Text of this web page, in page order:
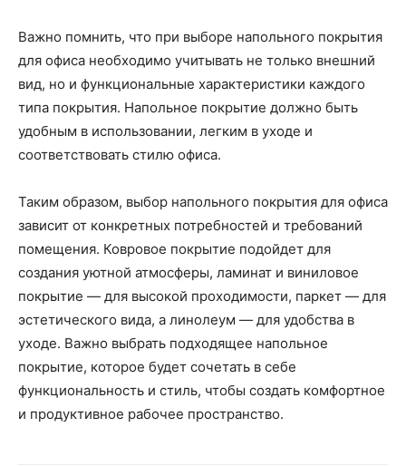
Важно помнить, что при выборе напольного покрытия
для офиса необходимо учитывать не только внешний
вид, но и функциональные характеристики каждого
типа покрытия. Напольное покрытие должно быть
удобным в использовании, легким в уходе и
соответствовать стилю офиса.
Таким образом, выбор напольного покрытия для офиса
зависит от конкретных потребностей и требований
помещения. Ковровое покрытие подойдет для
создания уютной атмосферы, ламинат и виниловое
покрытие — для высокой проходимости, паркет — для
эстетического вида, а линолеум — для удобства в
уходе. Важно выбрать подходящее напольное
покрытие, которое будет сочетать в себе
функциональность и стиль, чтобы создать комфортное
и продуктивное рабочее пространство.